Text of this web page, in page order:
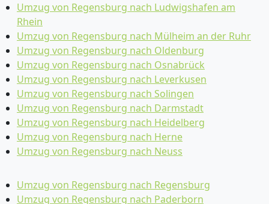
Umzug von Regensburg nach Ludwigshafen am
Rhein
Umzug von Regensburg nach Mülheim an der Ruhr
Umzug von Regensburg nach Oldenburg
Umzug von Regensburg nach Osnabrück
Umzug von Regensburg nach Leverkusen
Umzug von Regensburg nach Solingen
Umzug von Regensburg nach Darmstadt
Umzug von Regensburg nach Heidelberg
Umzug von Regensburg nach Herne
Umzug von Regensburg nach Neuss
Umzug von Regensburg nach Regensburg
Umzug von Regensburg nach Paderborn